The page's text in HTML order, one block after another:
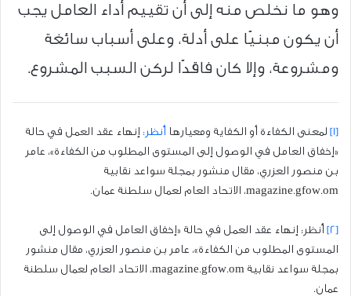
وهو ما نخلص منه إلى أن تقييم أداء العامل يجب
أن يكون مبنيًا على أدلة، وعلى أسباب سائغة
ومشروعة، وإلا كان فاقدًا لركن السبب المشروع.
[1] لمعنى الكفاءة أو الكفاية ومعيارها أُنظر: إنهاء عقد العمل في حالة
«إخفاق العامل في الوصول إلى المستوى المطلوب من الكفاءة»، عامر
بن منصور العزري، مقال منشور بمجلة سواعد نقابية
magazine.gfow.om، الاتحاد العام لعمال سلطنة عمان.
[2]
أُنظر: إنهاء عقد العمل في حالة «إخفاق العامل في الوصول إلى
المستوى المطلوب من الكفاءة»، عامر بن منصور العزري، مقال منشور
بمجلة سواعد نقابية magazine.gfow.om، الاتحاد العام لعمال سلطنة
عمان.